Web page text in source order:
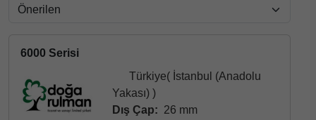
6000 Serisi
Türkiye( İstanbul (Anadolu
Yakası) )
Dış Çap: 26 mm